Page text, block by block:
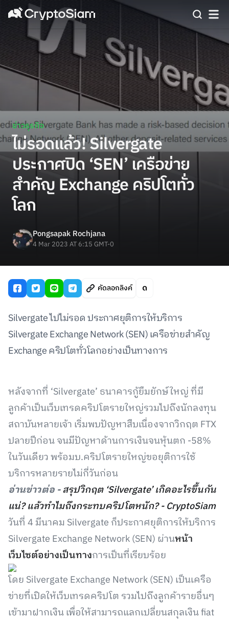
ข่าวธุรกิจ
ไม่รอดแล้ว! Silvergate
ประกาศปิด ‘SEN’ เครือข่าย
สำคัญ Exchange คริปโตทั่ว
โลก
Pongsapak Rochjana
4 Mar 2023 AT 6:15 GMT-0
คัดลอกลิงค์
Silvergate ไปไม่รอด ประกาศยุติการให้บริการ
Silvergate Exchange Network (SEN) เครือข่ายสำคัญ
Exchange คริปโตทั่วโลกอย่างเป็นทางการ
หลังจากที่ ‘Silvergate’ ธนาคารกู้ยืมยักษ์ใหญ่ ที่มี
ลูกค้าเป็นเว็บเทรดคริปโตรายใหญ่รวมไปถึงนักลงทุน
สถาบันหลายเจ้า เริ่มพบปัญหาสืบเนื่องจากวิกฤต FTX
ปลายปีก่อน จนมีปัญหาด้านการเงินจนหุ้นตก -58%
ในวันเดียว พร้อมบ.คริปโตรายใหญ่ขอยุติการใช้
บริการหลายรายไม่กี่วันก่อน
อ่านข่าวต่อ -สรุปวิกฤต ‘Silvergate’ เกิดอะไรขึ้นกัน
แน่? แล้วทำไมถึงกระทบคริปโตหนัก? - CryptoSiam
วันที่ 4 มีนาคม Silvergate ก็ประกาศยุติการให้บริการ
Silvergate Exchange Network (SEN) ผ่านหน้า
เว็บไซต์อย่างเป็นทางการเป็นที่เรียบร้อย
โดย Silvergate Exchange Network (SEN) เป็นเครือ
ข่ายที่เปิดให้เว็บเทรดคริปโต รวมไปถึงลูกค้ารายอื่นๆ
เข้ามาฝากเงิน เพื่อให้สามารถแลกเปลี่ยนสกุลเงิน fiat